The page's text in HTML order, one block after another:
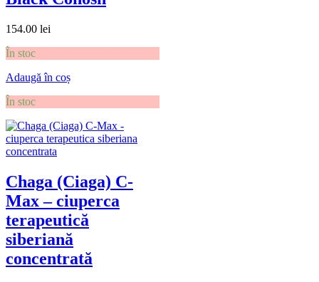
154.00 lei
În stoc
Adaugă în coș
În stoc
Chaga (Ciaga) C-
Max – ciuperca
terapeutică
siberiană
concentrată